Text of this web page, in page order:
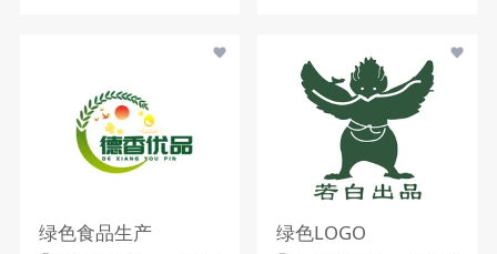
绿色食品生产 绿色LOGO